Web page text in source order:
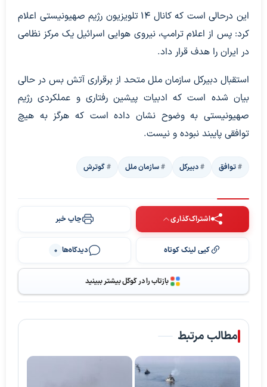
این درحالی است که کانال ۱۴ تلویزیون رژیم صهیونیستی اعلام
کرد: پس از اعلام ترامپ، نیروی هوایی اسرائیل یک مرکز نظامی
در ایران را هدف قرار داد.
استقبال دبیرکل سازمان ملل متحد از برقراری آتش بس در حالی
بیان شده است که ادبیات پیشین رفتاری و عملکردی رژیم
صهیونیستی به وضوح نشان داده است که هرگز به هیچ
توافقی پایبند نبوده و نیست.
توافق دبیرکل سازمان ملل گوترش
اشتراک‌گذاری چاپ خبر
کپی لینک کوتاه دیدگاه‌ها 0
بازتاب را در گوگل بیشتر ببینید
مطالب مرتبط